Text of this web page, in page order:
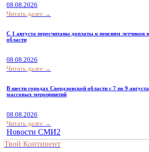
08.08.2026
Читать далее →
С 1 августа пересчитаны доплаты к пенсиям летчиков
области
08.08.2026
Читать далее →
В шести городах Свердловской области с 7 по 9
массовых мероприятий
08.08.2026
Читать далее →
Новости СМИ2
Твой Континент